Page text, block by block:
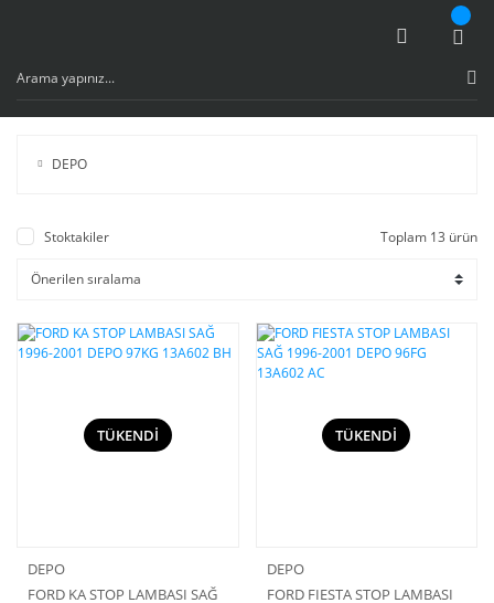
DEPO
Stoktakiler Toplam 13 ürün
TÜKENDİ
DEPO
FORD KA STOP LAMBASI SAĞ
TÜKENDİ
DEPO
FORD FIESTA STOP LAMBASI